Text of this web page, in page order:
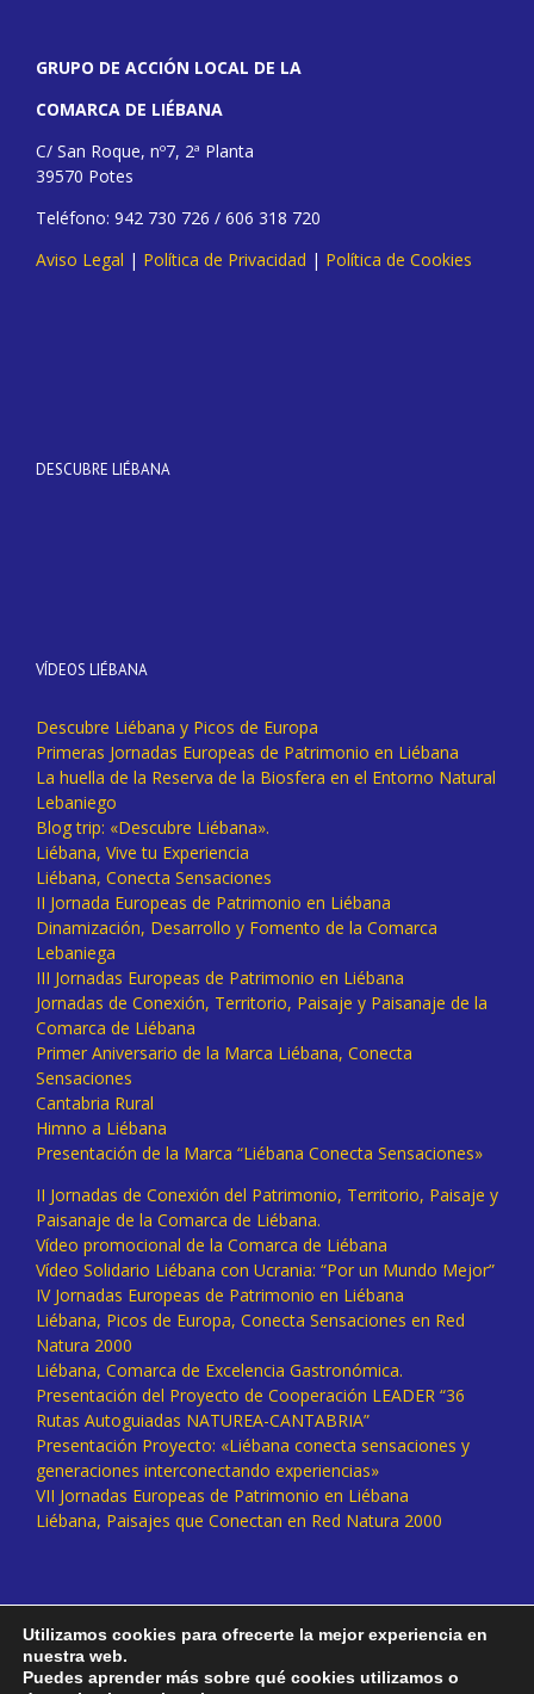
GRUPO DE ACCIÓN LOCAL DE LA
COMARCA DE LIÉBANA
C/ San Roque, nº7, 2ª Planta
39570 Potes
Teléfono: 942 730 726 / 606 318 720
Aviso Legal | Política de Privacidad | Política de Cookies
DESCUBRE LIÉBANA
VÍDEOS LIÉBANA
Descubre Liébana y Picos de Europa
Primeras Jornadas Europeas de Patrimonio en Liébana
La huella de la Reserva de la Biosfera en el Entorno Natural
Lebaniego
Blog trip: «Descubre Liébana».
Liébana, Vive tu Experiencia
Liébana, Conecta Sensaciones
II Jornada Europeas de Patrimonio en Liébana
Dinamización, Desarrollo y Fomento de la Comarca
Lebaniega
III Jornadas Europeas de Patrimonio en Liébana
Jornadas de Conexión, Territorio, Paisaje y Paisanaje de la
Comarca de Liébana
Primer Aniversario de la Marca Liébana, Conecta
Sensaciones
Cantabria Rural
Himno a Liébana
Presentación de la Marca “Liébana Conecta Sensaciones»
II Jornadas de Conexión del Patrimonio, Territorio, Paisaje y
Paisanaje de la Comarca de Liébana.
Vídeo promocional de la Comarca de Liébana
Vídeo Solidario Liébana con Ucrania: “Por un Mundo Mejor”
IV Jornadas Europeas de Patrimonio en Liébana
Liébana, Picos de Europa, Conecta Sensaciones en Red
Natura 2000
Liébana, Comarca de Excelencia Gastronómica.
Presentación del Proyecto de Cooperación LEADER “36
Rutas Autoguiadas NATUREA-CANTABRIA”
Presentación Proyecto: «Liébana conecta sensaciones y
generaciones interconectando experiencias»
VII Jornadas Europeas de Patrimonio en Liébana
Liébana, Paisajes que Conectan en Red Natura 2000
Utilizamos cookies para ofrecerte la mejor experiencia en
nuestra web.
Puedes aprender más sobre qué cookies utilizamos o